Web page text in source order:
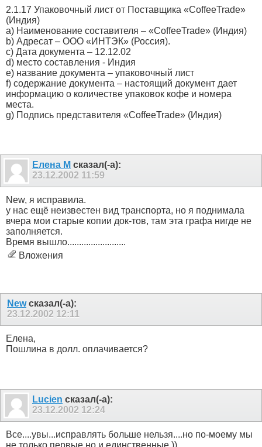
2.1.17 Упаковочный лист от Поставщика «CoffeeTrade»
(Индия)
a) Наименование составителя – «CoffeeTrade» (Индия)
b) Адресат – ООО «ИНТЭК» (Россия).
с) Дата документа – 12.12.02
d) место составления - Индия
e) название документа – упаковочный лист
f) содержание документа – настоящий документ дает
информацию о количестве упаковок кофе и номера
места.
g) Подпись представителя «CoffeeTrade» (Индия)
Елена М сказал(-а):
23.12.2002 11:59
New, я исправила.
у нас ещё неизвестен вид транспорта, но я поднимала
вчера мои старые копии док-тов, там эта графа нигде не
заполняется.
Время вышло.........................
Вложения
Newсказал(-а):
23.12.2002 12:11
Елена,
Пошлина в долл. оплачивается?
Lucien сказал(-а):
23.12.2002 12:24
Все....увы...исправлять больше нельзя....но по-моему мы
не только первые но и единственные ))